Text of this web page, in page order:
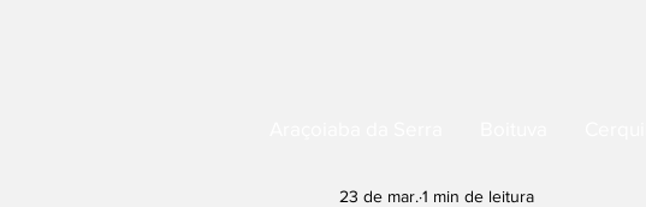
23 de mar. 1 min de leitura